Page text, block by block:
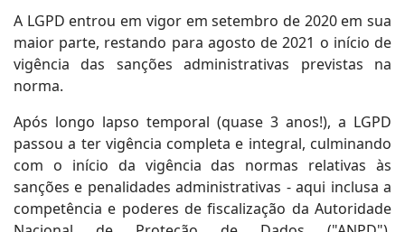
A LGPD entrou em vigor em setembro de 2020 em sua
maior parte, restando para agosto de 2021 o início de
vigência das sanções administrativas previstas na
norma.
Após longo lapso temporal (quase 3 anos!), a LGPD
passou a ter vigência completa e integral, culminando
com o início da vigência das normas relativas às
sanções e penalidades administrativas - aqui inclusa a
competência e poderes de fiscalização da Autoridade